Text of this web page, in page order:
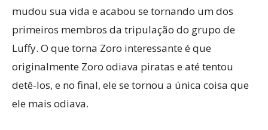
mudou sua vida e acabou se tornando um dos
primeiros membros da tripulação do grupo de
Luffy. O que torna Zoro interessante é que
originalmente Zoro odiava piratas e até tentou
detê-los, e no final, ele se tornou a única coisa que
ele mais odiava.